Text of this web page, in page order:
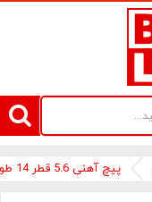
لند | سرزمین پیچ
پیچ آهنی 5.6 قطر 14 طول 90 میلیمتر M 14*90